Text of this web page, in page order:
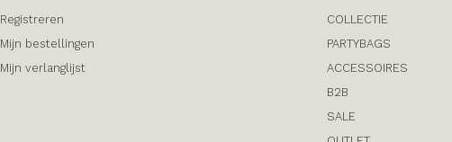
Registreren
Mijn bestellingen
Mijn verlanglijst
COLLECTIE
PARTYBAGS
ACCESSOIRES
B2B
SALE